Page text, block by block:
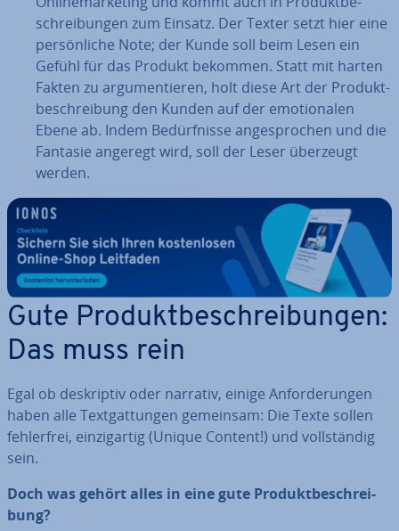
schrei­bun­gen zum Einsatz. Der Texter setzt hier eine
per­sön­li­che Note; der Kunde soll beim Lesen ein
Gefühl für das Produkt bekommen. Statt mit harten
Fakten zu ar­gu­men­tie­ren, holt diese Art der Pro­dukt­
be­schrei­bung den Kunden auf der emo­tio­na­len
Ebene ab. Indem Be­dürf­nis­se an­ge­spro­chen und die
Fantasie angeregt wird, soll der Leser überzeugt
werden.
Gute Pro­dukt­be­schrei­bun­gen:
Das muss rein
Egal ob de­skrip­tiv oder narrativ, einige An­for­de­run­gen
haben alle Text­gat­tun­gen gemeinsam: Die Texte sollen
feh­ler­frei, ein­zig­ar­tig (Unique Content!) und voll­stän­dig
sein.
Doch was gehört alles in eine gute Pro­dukt­be­schrei­
bung?